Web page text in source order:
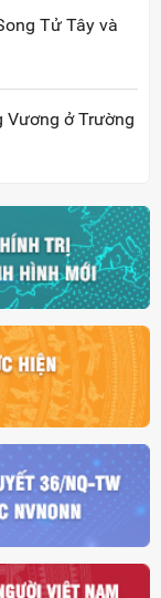
Tử Tây và
Vương ở Trường